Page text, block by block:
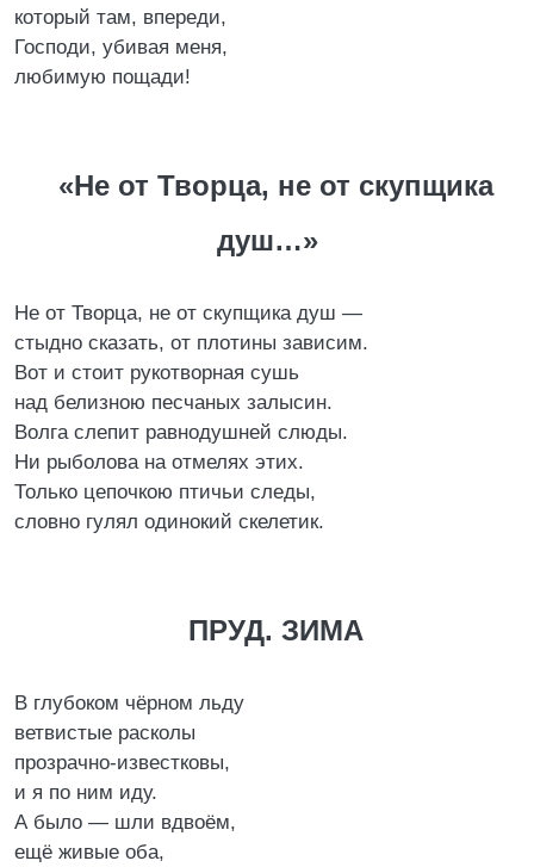
который там, впереди,
Господи, убивая меня,
любимую пощади!
«Hе от Творца, не от скупщика
душ…»
Hе от Творца, не от скупщика душ —
стыдно сказать, от плотины зависим.
Вот и стоит рукотворная сушь
над белизною песчаных залысин.
Волга слепит равнодушней слюды.
Hи рыболова на отмелях этих.
Только цепочкою птичьи следы,
словно гулял одинокий скелетик.
ПРУД. ЗИМА
В глубоком чёрном льду
ветвистые расколы
прозрачно-известковы,
и я по ним иду.
А было — шли вдвоём,
ещё живые оба,